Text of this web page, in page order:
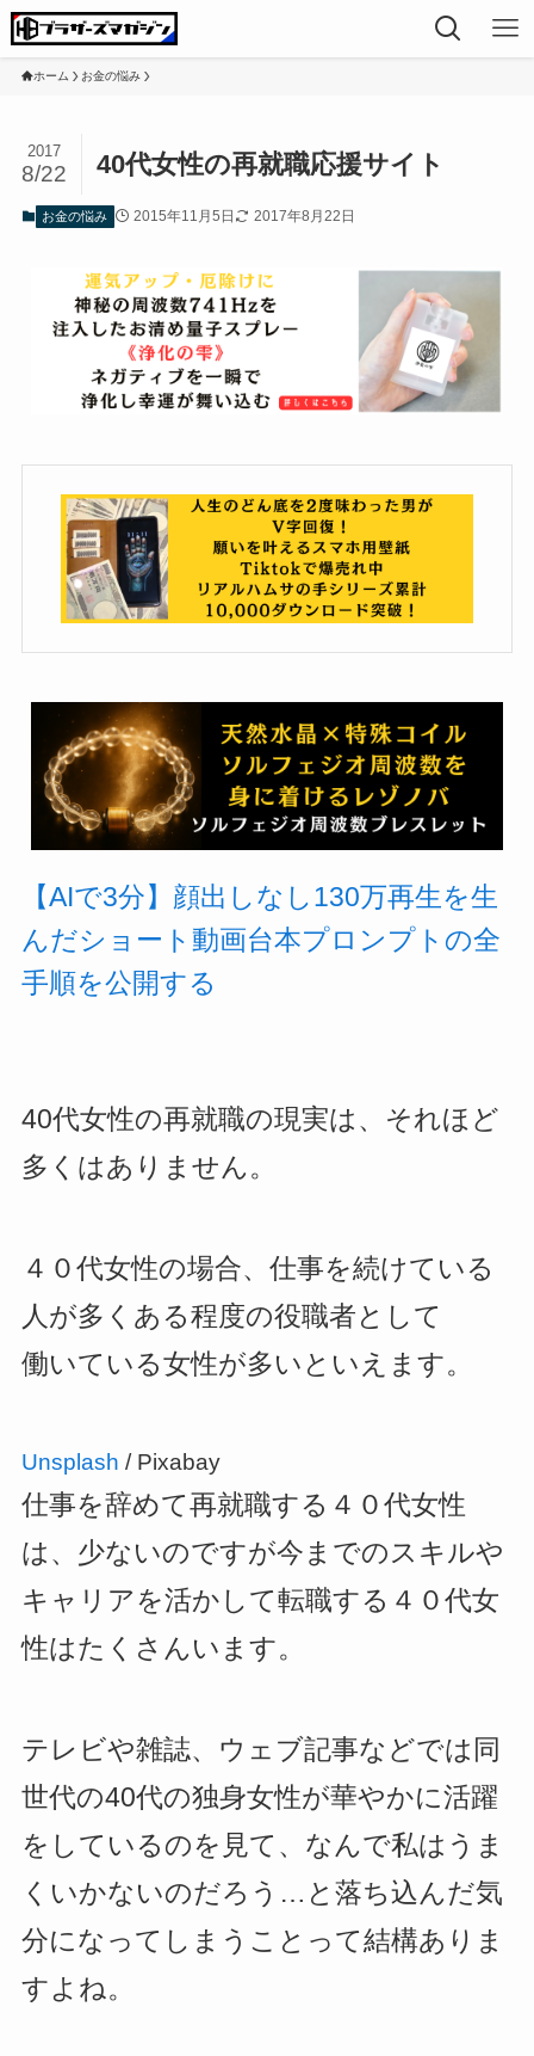
ホーム お金の悩み
40代女性の再就職応援サイト
2017
8/22
お金の悩み 2015年11月5日 2017年8月22日
【AIで3分】顔出しなし130万再生を生
んだショート動画台本プロンプトの全
手順を公開する
40代女性の再就職の現実は、それほど
多くはありません。
４０代女性の場合、仕事を続けている
人が多くある程度の役職者として
働いている女性が多いといえます。
Unsplash / Pixabay
仕事を辞めて再就職する４０代女性
は、少ないのですが今までのスキルや
キャリアを活かして転職する４０代女
性はたくさんいます。
テレビや雑誌、ウェブ記事などでは同
世代の40代の独身女性が華やかに活躍
をしているのを見て、なんで私はうま
くいかないのだろう…と落ち込んだ気
分になってしまうことって結構ありま
すよね。